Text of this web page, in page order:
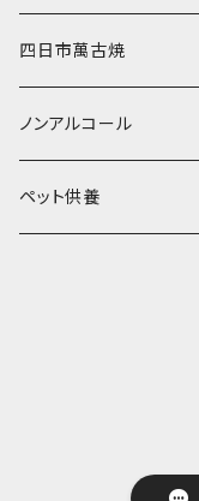
無添加瓶シロップ
ドライアイス20ｋｇ
ドライアイス25ｋｇ
四日市萬古焼
土鍋・土釜
一般土鍋
皿・椀・丼・小物
ノンアルコール
ペット供養
葬祭用ドライアイス